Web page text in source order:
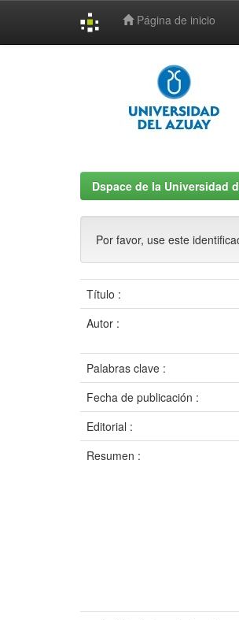
Página de inicio
Dspace de la Universidad
Por favor, use este
Título :
Autor :
Palabras clave :
Fecha de publicación :
Editorial :
Resumen :